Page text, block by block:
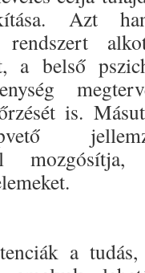
Azt
a belső
is.
a